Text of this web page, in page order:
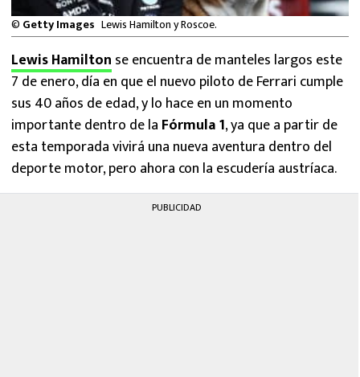
NFL
© Getty Images Lewis Hamilton y Roscoe.
Lewis Hamilton se encuentra de manteles largos este
7 de enero, día en que el nuevo piloto de Ferrari cumple
sus 40 años de edad, y lo hace en un momento
importante dentro de la Fórmula 1, ya que a partir de
esta temporada vivirá una nueva aventura dentro del
deporte motor, pero ahora con la escudería austríaca.
PUBLICIDAD